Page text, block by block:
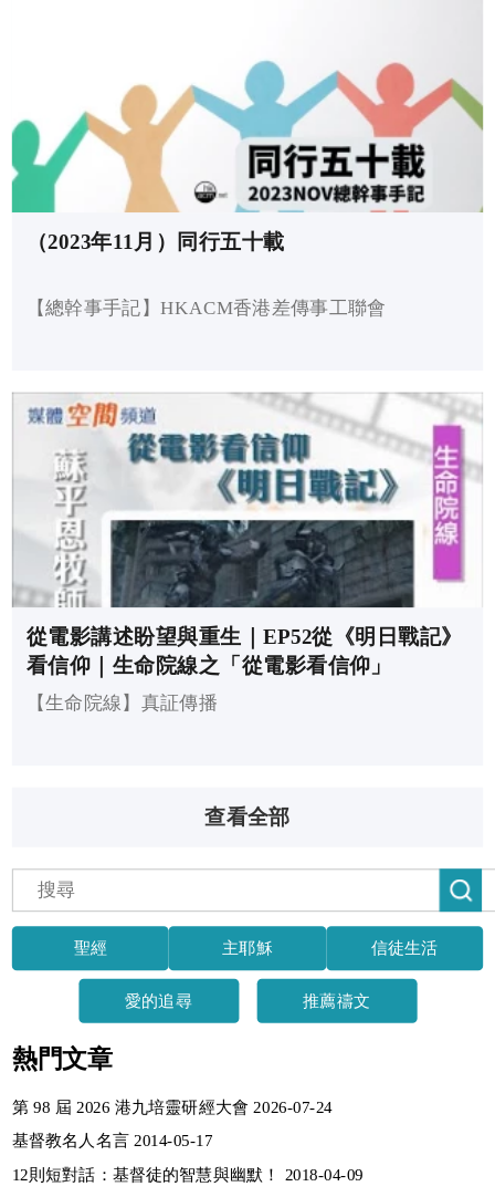
（2023年11月）同行五十載
【總幹事手記】HKACM香港差傳事工聯會
從電影講述盼望與重生｜EP52從《明日戰記》
看信仰｜生命院線之「從電影看信仰」
【生命院線】真証傳播
查看全部
聖經 主耶穌 信徒生活
愛的追尋 推薦禱文
熱門文章
第 98 屆 2026 港九培靈研經大會 2026-07-24
基督教名人名言 2014-05-17
12則短對話：基督徒的智慧與幽默！ 2018-04-09